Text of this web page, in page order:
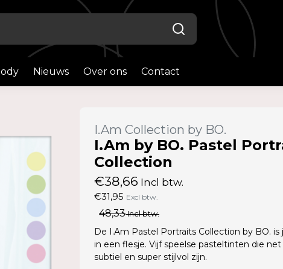
Nieuws Over ons Contact
I.Am Collection by BO.
I.Am by BO. Pastel
Collection
€38,66 Incl btw.
€31,95 Excl btw.
48,33Incl btw.
De I.Am Pastel Portraits Collection by BO.
in een flesje. Vijf speelse pasteltinten die
subtiel en super stijlvol zijn.